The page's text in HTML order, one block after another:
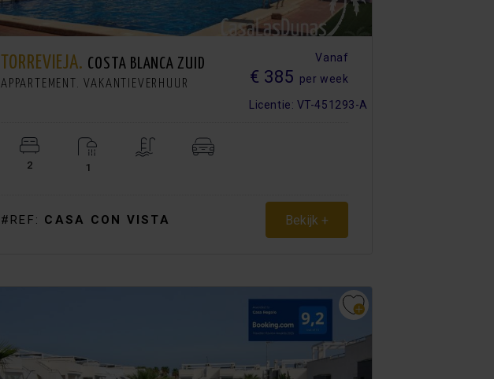
TORREVIEJA. COSTA BLANCA ZUID
APPARTEMENT. VAKANTIEVERHUUR
Vanaf
€ 385 per week
Licentie: VT-451293-A
2 1
#REF: CASA CON VISTA Bekijk +